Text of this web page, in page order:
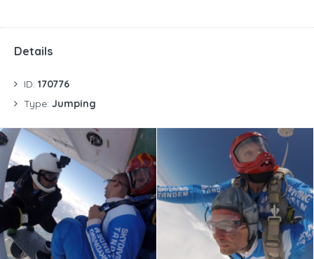
Details
ID: 170776
Type: Jumping